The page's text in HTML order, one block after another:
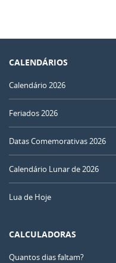
CALENDÁRIOS
Calendário 2026
Feriados 2026
Datas Comemorativas 2026
Calendário Lunar de 2026
Lua de Hoje
CALCULADORAS
Quantos dias faltam?